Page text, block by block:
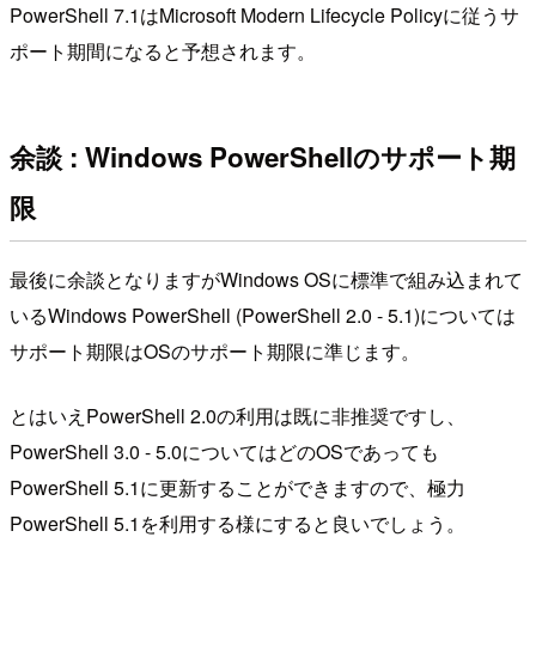
PowerShell 7.1はMicrosoft Modern Lifecycle Policyに従うサ
ポート期間になると予想されます。
余談 : Windows PowerShellのサポート期
限
最後に余談となりますがWindows OSに標準で組み込まれて
いるWindows PowerShell (PowerShell 2.0 - 5.1)については
サポート期限はOSのサポート期限に準じます。
とはいえPowerShell 2.0の利用は既に非推奨ですし、
PowerShell 3.0 - 5.0についてはどのOSであっても
PowerShell 5.1に更新することができますので、極力
PowerShell 5.1を利用する様にすると良いでしょう。